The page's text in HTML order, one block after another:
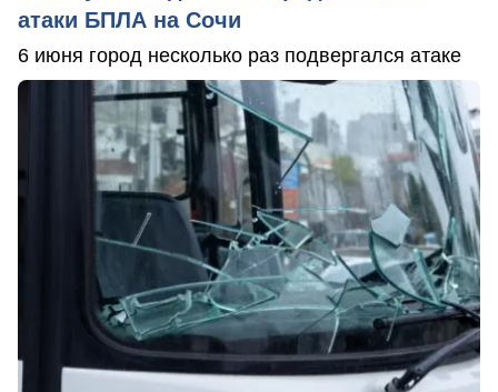
атаки БПЛА на Сочи
6 июня город несколько раз подвергался атаке